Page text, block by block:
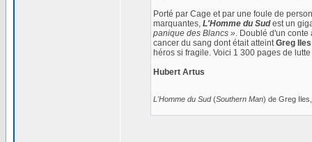
Porté par Cage et par une foule de
marquantes, L'Homme du Sudest un
panique des Blancs ». Doublé d'un conte
cancer du sang dont était atteintGreg Iles
héros si fragile. Voici 1 300 pages de
Hubert Artus
L'Homme du Sud(Southern Man) de Greg